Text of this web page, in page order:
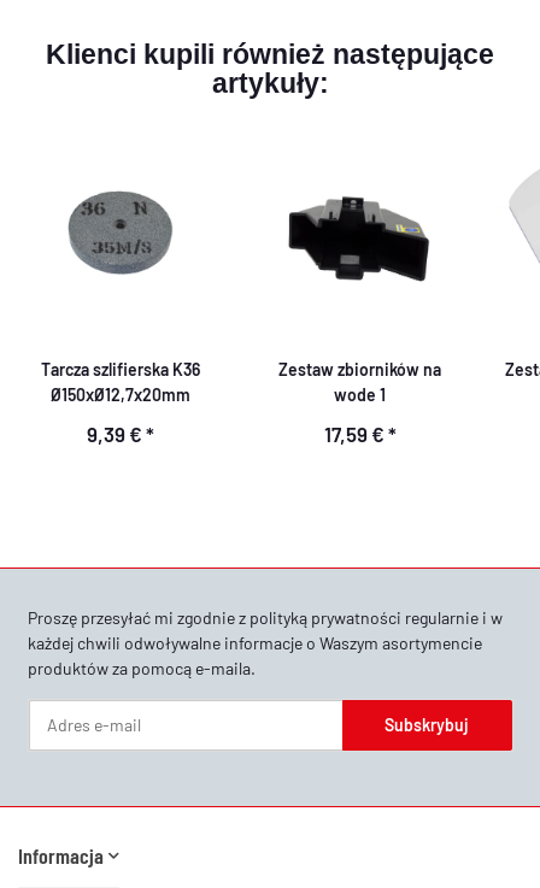
Klienci kupili również następujące
artykuły:
Tarcza szlifierska K36
Ø150xØ12,7x20mm
9,39 € *
Zestaw zbiorników na
wode 1
17,59 € *
Proszę przesyłać mi zgodnie z polityką prywatności regularnie i w
każdej chwili odwoływalne informacje o Waszym asortymencie
produktów za pomocą e-maila.
Subskrybuj
Informacja